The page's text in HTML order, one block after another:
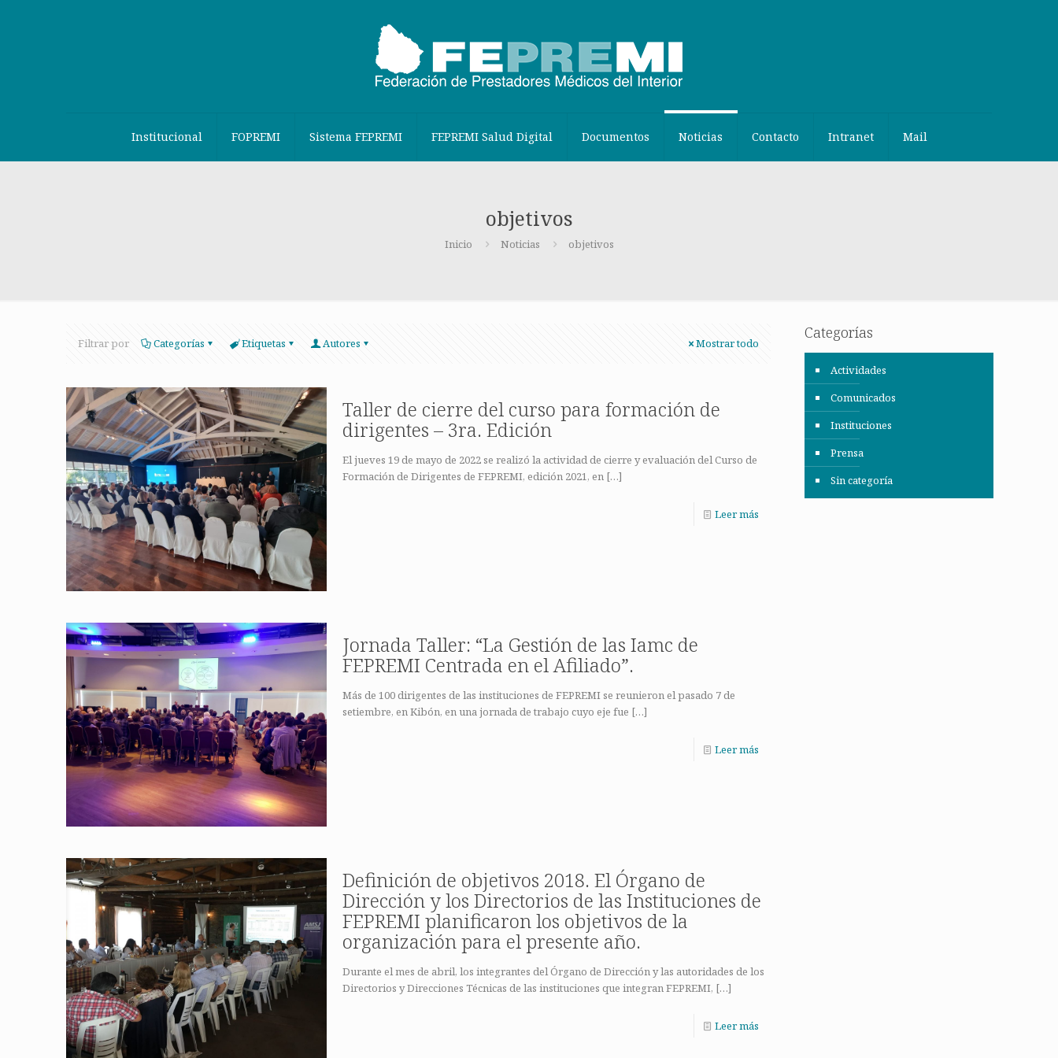
Institucional FOPREMI Sistema FEPREMI FEPREMI Salud Digital Documentos Noticias Contacto Intranet Mail
objetivos
Inicio Noticias objetivos
Filtrar por Categorías Etiquetas Autores Mostrar todo
Taller de cierre del curso para formación de
dirigentes – 3ra. Edición
El jueves 19 de mayo de 2022 se realizó la actividad de cierre y evaluación del Curso de
Formación de Dirigentes de FEPREMI, edición 2021, en […]
Leer más
Jornada Taller: “La Gestión de las Iamc de
FEPREMI Centrada en el Afiliado”.
Más de 100 dirigentes de las instituciones de FEPREMI se reunieron el pasado 7 de
setiembre, en Kibón, en una jornada de trabajo cuyo eje fue […]
Leer más
Definición de objetivos 2018. El Órgano de
Dirección y los Directorios de las Instituciones de
FEPREMI planificaron los objetivos de la
organización para el presente año.
Durante el mes de abril, los integrantes del Órgano de Dirección y las autoridades de los
Directorios y Direcciones Técnicas de las instituciones que integran FEPREMI, […]
Leer más
Categorías
Actividades
Comunicados
Instituciones
Prensa
Sin categoría